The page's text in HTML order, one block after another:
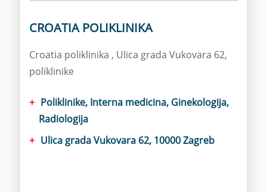
CROATIA POLIKLINIKA
Croatia poliklinika , Ulica grada Vukovara 62,
poliklinike
Poliklinike, Interna medicina, Ginekologija,
Radiologija
Ulica grada Vukovara 62, 10000 Zagreb